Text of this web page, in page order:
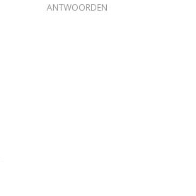
ANTWOORDEN